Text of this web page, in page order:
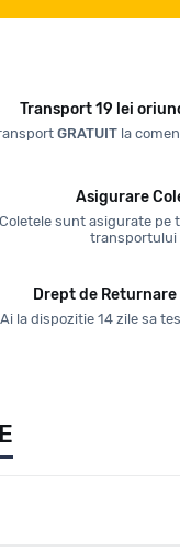
Transport 19 lei
GRATUITla
Asigurare
Coletele sunt asigurate pe
transportului
Drept de
Ai la dispozitie 14 zile sa